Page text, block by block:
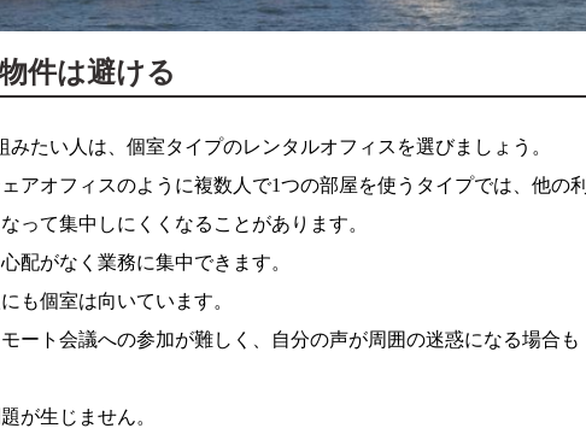
件は避ける
みたい人は、個室タイプのレンタルオフィスを選びましょう。
アオフィスのように複数人で1つの部屋を使うタイプでは、他の利
って集中しにくくなることがあります。
配がなく業務に集中できます。
も個室は向いています。
ート会議への参加が難しく、自分の声が周囲の迷惑になる場合も
が生じません。